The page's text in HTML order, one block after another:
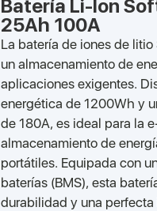
Batería Li-Ion
25Ah 100A
La batería de iones de
un almacenamiento de
aplicaciones exigentes.
energética de 1200Wh y
de 180A, es ideal para la
almacenamiento de
portátiles. Equipada con
baterías (BMS), esta
durabilidad y una